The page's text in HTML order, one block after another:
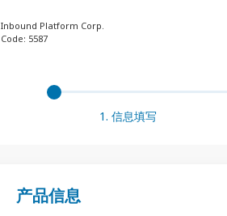
Inbound Platform Corp.
Code: 5587
1. 信息填写
产品信息